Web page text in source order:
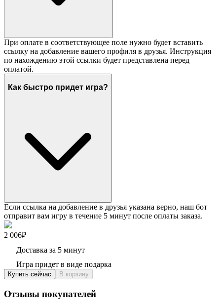
При оплате в соответствующее поле нужно будет вставить
ссылку на добавление вашего профиля в друзья. Инструкция
по нахождению этой ссылки будет представлена перед
оплатой.
Как быстро придет игра?
Если ссылка на добавление в друзья указана верно, наш бот
отправит вам игру в течение 5 минут после оплаты заказа.
2 006₽
Доставка за 5 минут
Игра придет в виде подарка
Купить сейчас В корзину
Отзывы покупателей